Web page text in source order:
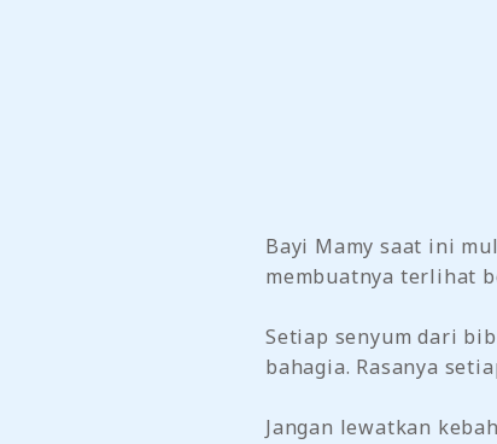
Bayi Mamy saat ini
membuatnya terlihat
Setiap senyum dari
bahagia. Rasanya
Jangan lewatkan